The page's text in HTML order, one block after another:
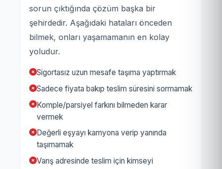
sorun çıktığında çözüm başka bir
şehirdedir. Aşağıdaki hataları önceden
bilmek, onları yaşamamanın en kolay
yoludur.
Sigortasız uzun mesafe taşıma yaptırmak
Sadece fiyata bakıp teslim süresini sormamak
Komple/parsiyel farkını bilmeden karar
vermek
Değerli eşyayı kamyona verip yanında
taşımamak
Varış adresinde teslim için kimseyi